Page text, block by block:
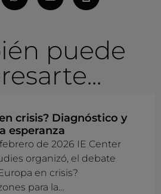
puede
crisis? Diagnóstico y
esperanza
de 2026 IE Center
organizó, el debate
en crisis?
para la…